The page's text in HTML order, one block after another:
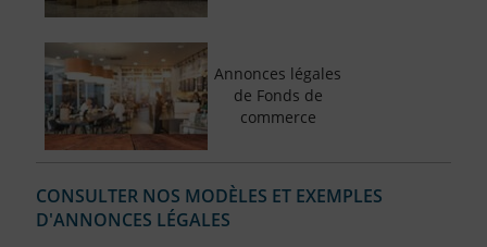
Annonces légales
de Fonds de
commerce
CONSULTER NOS MODÈLES ET EXEMPLES
D'ANNONCES LÉGALES